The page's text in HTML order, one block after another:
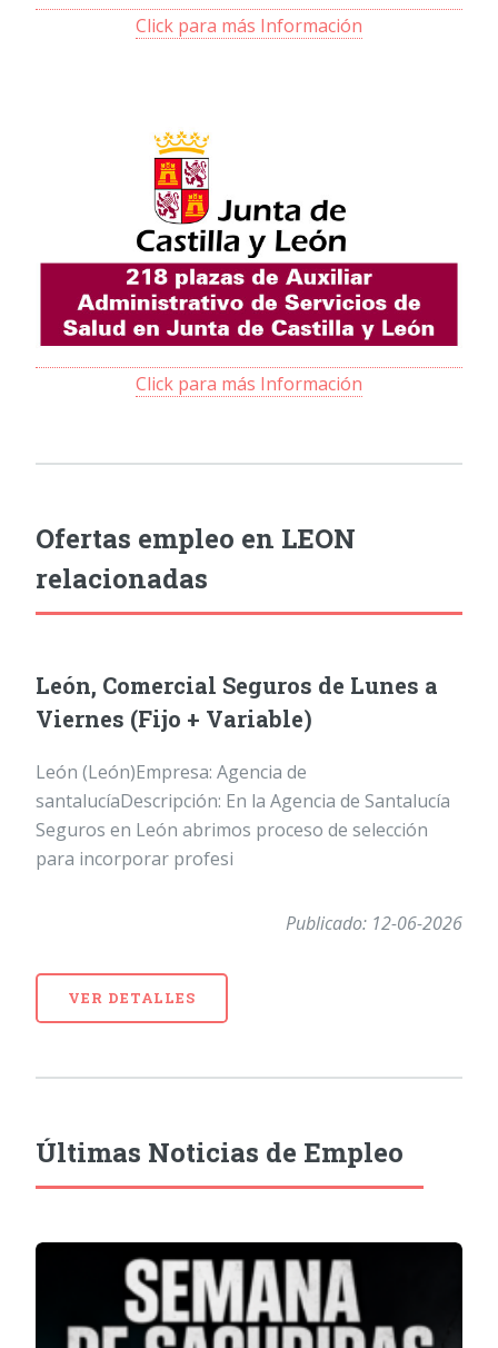
Click para más Información
Click para más Información
Ofertas empleo en LEON
relacionadas
León, Comercial Seguros de Lunes a
Viernes (Fijo + Variable)
León (León)Empresa: Agencia de
santalucíaDescripción: En la Agencia de Santalucía
Seguros en León abrimos proceso de selección
para incorporar profesi
Publicado: 12-06-2026
VER DETALLES
Últimas Noticias de Empleo